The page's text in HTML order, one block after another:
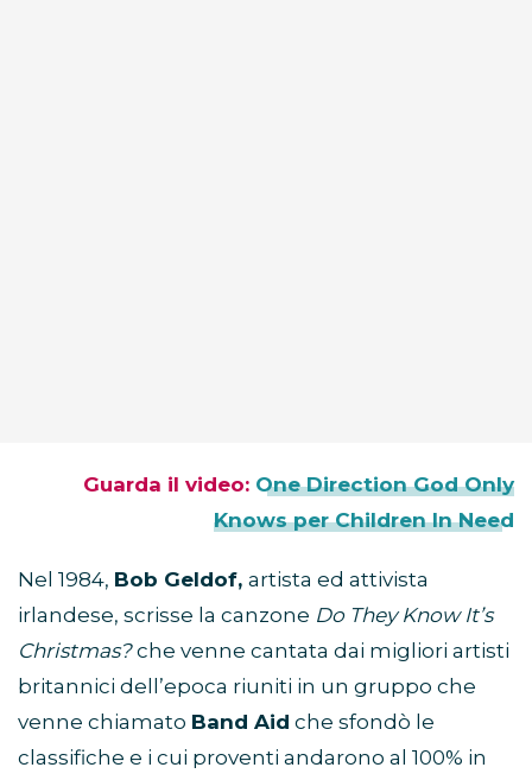
Guarda il video: One Direction God Only
Knows per Children In Need
Nel 1984, Bob Geldof, artista ed attivista
irlandese, scrisse la canzone Do They Know It’s
Christmas?che venne cantata dai migliori artisti
britannici dell’epoca riuniti in un gruppo che
venne chiamato Band Aid che sfondò le
classifiche e i cui proventi andarono al 100% in